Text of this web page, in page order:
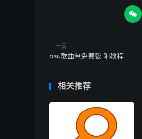

上一篇
osu歌曲包免费版 附教程
相关推荐